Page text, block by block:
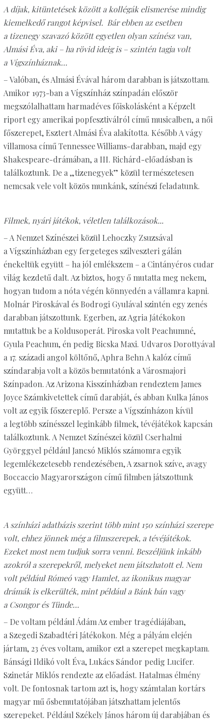
A díjak, kitüntetések között a kollégák elismerése mindig
kiemelkedő rangot képvisel. Bár ebben az esetben
a tizenegy szavazó között egyetlen olyan színész van,
Almási Éva, aki – ha rövid ideig is – szintén tagja volt
a Vígszínháznak…
– Valóban, és Almási Évával három darabban is játszottam.
Amikor 1973-ban a Vígszínház színpadán először
megszólalhattam harmadéves főiskolásként a Képzelt
riport egy amerikai popfesztiválról című musicalben, a női
főszerepet, Esztert Almási Éva alakította. Később A vágy
villamosa című Tennessee Williams-darabban, majd egy
Shakespeare-drámában, a III. Richárd-előadásban is
találkoztunk. De a „tizenegyek” közül természetesen
nemcsak vele volt közös munkánk, színészi feladatunk.
Filmek, nyári játékok, véletlen találkozások...
– A Nemzet Színészei közül Lehoczky Zsuzsával
a Vígszínházban egy fergeteges szilveszteri gálán
énekeltük együtt – ha jól emlékszem – a Cintányéros cudar
világ kezdetű dalt. Az biztos, hogy ő mutatta meg nekem,
hogyan tudom a nóta végén könnyedén a vállamra kapni.
Molnár Piroskával és Bodrogi Gyulával szintén egy zenés
darabban játszottunk. Egerben, az Agria Játékokon
mutattuk be a Koldusoperát. Piroska volt Peachumné,
Gyula Peachum, én pedig Bicska Maxi. Udvaros Dorottyával
a 17. századi angol költőnő, Aphra Behn A kalóz című
színdarabja volt a közös bemutatónk a Városmajori
Színpadon. Az Arizona Kisszínházban rendeztem James
Joyce Számkivetettek című darabját, és abban Kulka János
volt az egyik főszereplő. Persze a Vígszínházon kívül
a legtöbb színésszel leginkább filmek, tévéjátékok kapcsán
találkoztunk. A Nemzet Színészei közül Cserhalmi
Györggyel például Jancsó Miklós számomra egyik
legemlékezetesebb rendezésében, A zsarnok szíve, avagy
Boccaccio Magyarországon című filmben játszottunk
együtt…
A színházi adatbázis szerint több mint 150 színházi szerepe
volt, ehhez jönnek még a filmszerepek, a tévéjátékok.
Ezeket most nem tudjuk sorra venni. Beszéljünk inkább
azokról a szerepekről, melyeket nem játszhatott el. Nem
volt például Rómeó vagy Hamlet, az ikonikus magyar
drámák is elkerülték, mint például a Bánk bán vagy
a Csongor és Tünde…
– De voltam például Ádám Az ember tragédiájában,
a Szegedi Szabadtéri Játékokon. Még a pályám elején
jártam, 23 éves voltam, amikor ezt a szerepet megkaptam.
Bánsági Ildikó volt Éva, Lukács Sándor pedig Lucifer.
Szinetár Miklós rendezte az előadást. Hatalmas élmény
volt. De fontosnak tartom azt is, hogy számtalan kortárs
magyar mű ősbemutatójában játszhattam jelentős
szerepeket. Például Székely János három új darabjában és